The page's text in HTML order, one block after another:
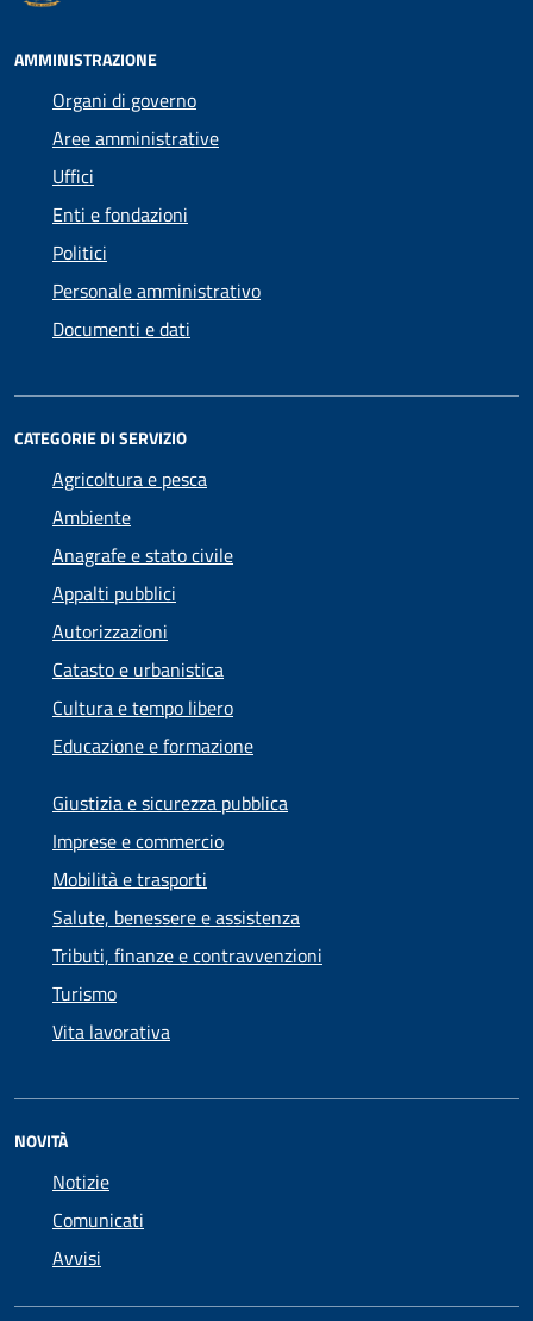
AMMINISTRAZIONE
Organi di governo
Aree amministrative
Uffici
Enti e fondazioni
Politici
Personale amministrativo
Documenti e dati
CATEGORIE DI SERVIZIO
Agricoltura e pesca
Ambiente
Anagrafe e stato civile
Appalti pubblici
Autorizzazioni
Catasto e urbanistica
Cultura e tempo libero
Educazione e formazione
Giustizia e sicurezza pubblica
Imprese e commercio
Mobilità e trasporti
Salute, benessere e assistenza
Tributi, finanze e contravvenzioni
Turismo
Vita lavorativa
NOVITÀ
Notizie
Comunicati
Avvisi